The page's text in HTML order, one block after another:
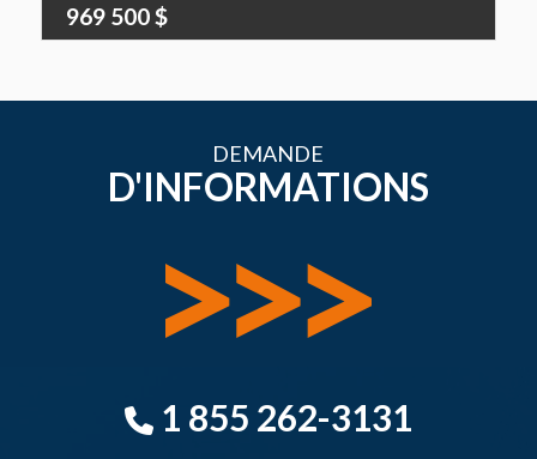
969 500 $
DEMANDE
D'INFORMATIONS
1 855 262-3131